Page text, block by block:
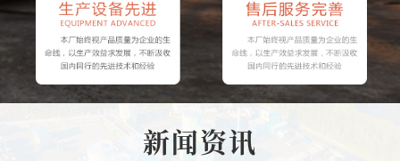
新闻资讯